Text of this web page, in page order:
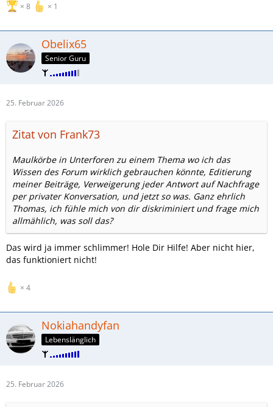
8 1
Obelix65
Senior Guru
25. Februar 2026
Zitat von Frank73
Maulkörbe in Unterforen zu einem Thema wo ich das
Wissen des Forum wirklich gebrauchen könnte, Editierung
meiner Beiträge, Verweigerung jeder Antwort auf Nachfrage
per privater Konversation, und jetzt so was. Ganz ehrlich
Thomas, ich fühle mich von dir diskriminiert und frage mich
allmählich, was soll das?
Das wird ja immer schlimmer! Hole Dir Hilfe! Aber nicht hier,
das funktioniert nicht!
4
Nokiahandyfan
Lebenslänglich
25. Februar 2026